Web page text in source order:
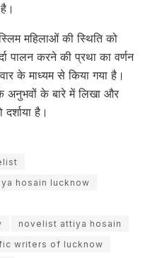
महिलाओं की स्थिति को
पालन करने की प्रथा का वर्णन
के माध्यम से किया गया है।
के बारे में लिखा और
है।
hosain lucknow
novelist attiya hosain
writers of lucknow